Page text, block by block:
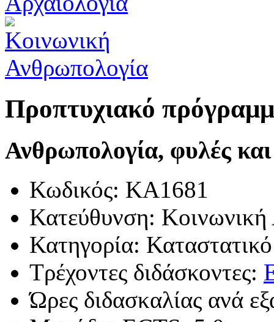
Προπτυχιακό
Ανθρωπολογία, φυλές
Κωδικός: ΚΑ1681
Κατεύθυνση:
Κατηγορία: Καταστατικό
Τρέχοντες διδάσκοντες:
Ώρες διδασκαλίας ανά